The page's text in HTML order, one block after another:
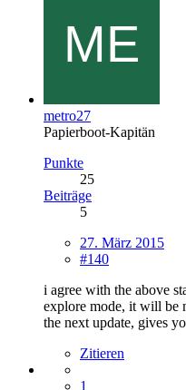
metro27
Papierboot-Kapitän
Punkte
25
Beiträge
5
27. März 2015
#140
i agree with the above
explore mode, it will be
the next update, gives
Zitieren
1